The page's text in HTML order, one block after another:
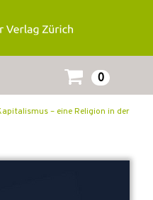
0
– eine Religion in der